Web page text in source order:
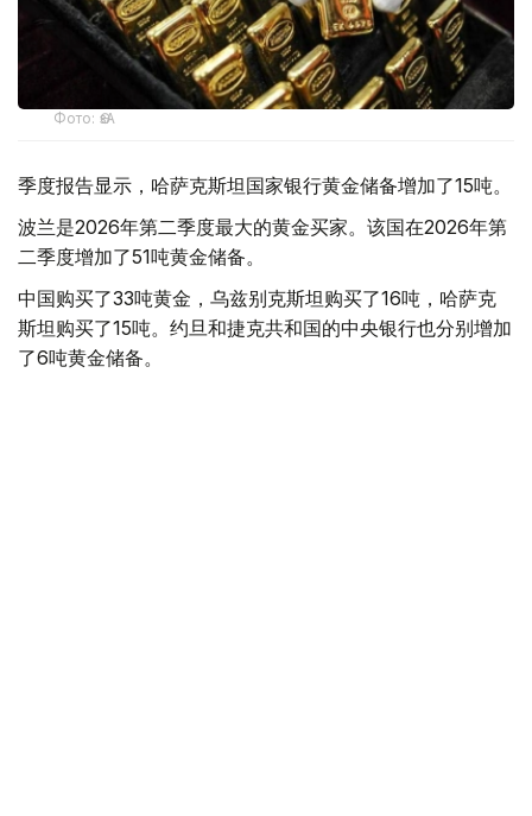
Фото: ӨзА
季度报告显示，哈萨克斯坦国家银行黄金储备增加了15吨。
波兰是2026年第二季度最大的黄金买家。该国在2026年第
二季度增加了51吨黄金储备。
中国购买了33吨黄金，乌兹别克斯坦购买了16吨，哈萨克
斯坦购买了15吨。约旦和捷克共和国的中央银行也分别增加
了6吨黄金储备。